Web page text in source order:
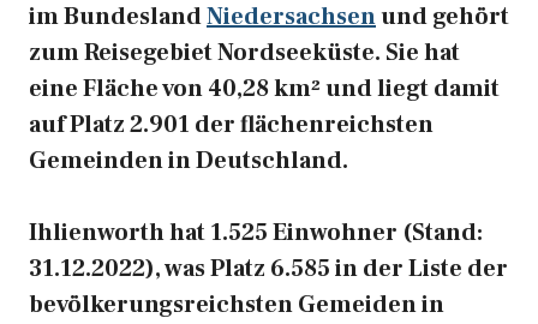
im BundeslandNiedersachsenund gehört
zum Reisegebiet Nordseeküste. Sie hat
eine Fläche von 40,28 km² und liegt damit
auf Platz 2.901 der flächenreichsten
Gemeinden in Deutschland.
Ihlienworth hat 1.525 Einwohner (Stand:
31.12.2022), was Platz 6.585 in der Liste der
bevölkerungsreichsten Gemeiden in